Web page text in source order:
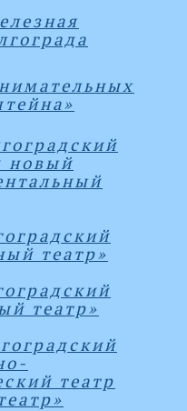
новый
театр»
театр»
театр